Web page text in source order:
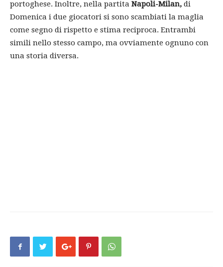
portoghese. Inoltre, nella partita Napoli-Milan, di
Domenica i due giocatori si sono scambiati la maglia
come segno di rispetto e stima reciproca. Entrambi
simili nello stesso campo, ma ovviamente ognuno con
una storia diversa.